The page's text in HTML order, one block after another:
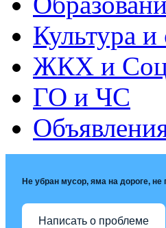
Культура и
ЖКХ и
ГО и ЧС
Не убран мусор, яма на дороге, не
Написать о проблеме